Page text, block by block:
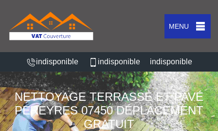
MENU
indisponible indisponible indisponible
NETTOYAGE TERRASSE ET PAVÉ
PEREYRES 07450 DÉPLACEMENT
GRATUIT